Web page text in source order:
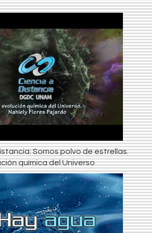
Somos polvo de estrellas.
química del Universo